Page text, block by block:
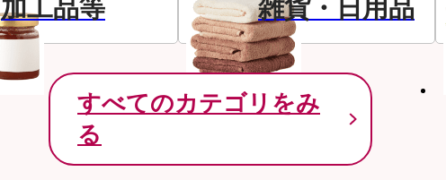
加工品等 雑貨・日用品
すべてのカテゴリをみ
る